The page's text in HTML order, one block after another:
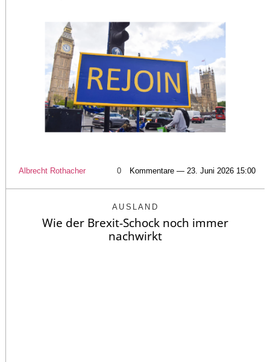
Albrecht Rothacher 0 Kommentare — 23. Juni 2026 15:00
AUSLAND
Wie der Brexit-Schock noch immer
nachwirkt